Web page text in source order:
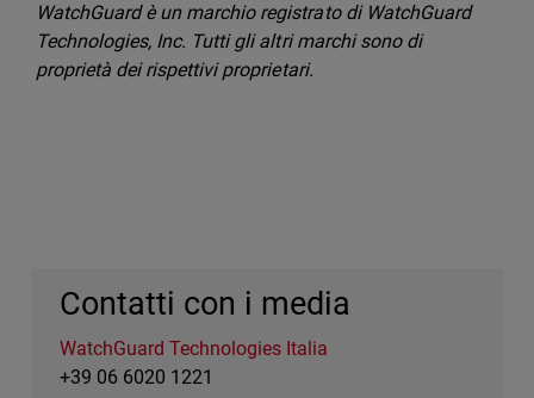
WatchGuard è un marchio registrato di WatchGuard
Technologies, Inc. Tutti gli altri marchi sono di
proprietà dei rispettivi proprietari.
Contatti con i media
WatchGuard Technologies Italia
+39 06 6020 1221